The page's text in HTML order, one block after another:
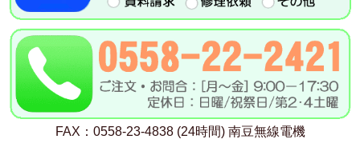
FAX：0558-23-4838 (24時間) 南豆無線電機